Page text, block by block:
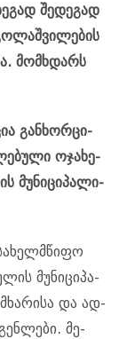
შე­დე­გად
მომ­ხდარს
გან­ხორ­ცი­
ოჯა­ხე­
მუ­ნი­ცი­პა­ლი­
მუ­ნი­ცი­პა­
და ად­
მე­